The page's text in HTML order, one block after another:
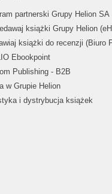
partnerski Grupy Helion SA
książki Grupy Helion
książki do recenzji (Biuro
Ebookpoint
Publishing - B2B
w Grupie Helion
i dystrybucja książek